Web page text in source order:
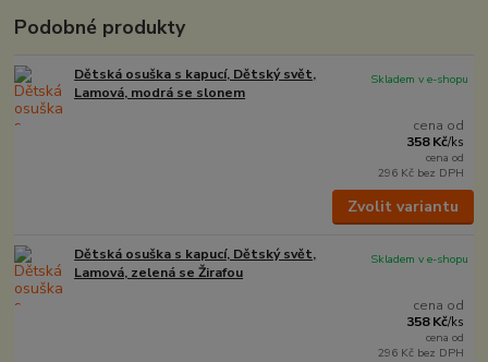
Podobné produkty
Dětská osuška s kapucí, Dětský svět,
Lamová, modrá se slonem
cena od
358 Kč/ks
cena od
296 Kč bez DPH
Skladem v e-shopu
Zvolit variantu
Dětská osuška s kapucí, Dětský svět,
Lamová, zelená se Žirafou
cena od
358 Kč/ks
cena od
296 Kč bez DPH
Skladem v e-shopu